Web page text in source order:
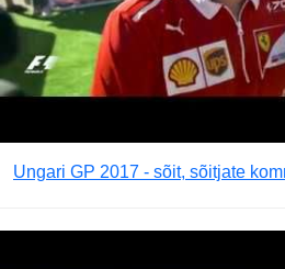
Ungari GP 2017 - sõit, sõitjate